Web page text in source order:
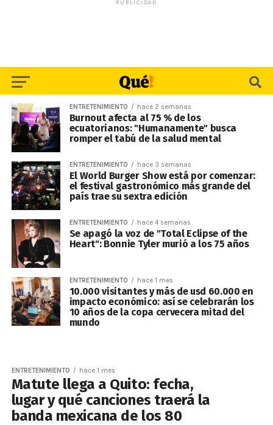
PUBLICIDAD
ENTRETENIMIENTO hace 2 semanas
Burnout afecta al 75 % de los
ecuatorianos: "Humanamente" busca
romper el tabú de la salud mental
ENTRETENIMIENTO hace 3 semanas
El World Burger Show está por comenzar:
el festival gastronómico más grande del
país trae su sextra edición
ENTRETENIMIENTO hace 4 semanas
Se apagó la voz de "Total Eclipse of the
Heart": Bonnie Tyler murió a los 75 años
ENTRETENIMIENTO hace 1 mes
10.000 visitantes y más de usd 60.000 en
impacto económico: así se celebrarán los
10 años de la copa cervecera mitad del
mundo
ENTRETENIMIENTO hace 1 mes
Matute llega a Quito: fecha,
lugar y qué canciones traerá la
banda mexicana de los 80